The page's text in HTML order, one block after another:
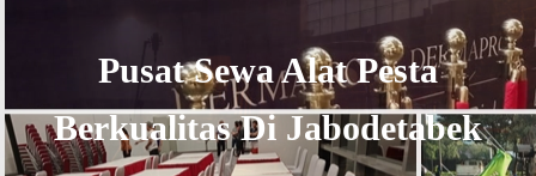
Pusat Sewa Alat Pesta
Berkualitas Di Jabodetabek